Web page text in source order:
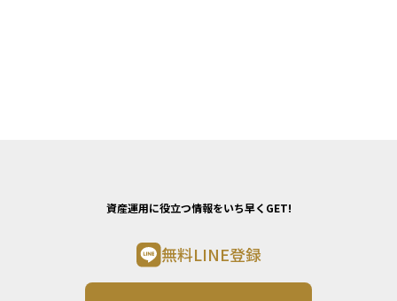
資産運用に役立つ情報をいち早くGET!
無料LINE登録